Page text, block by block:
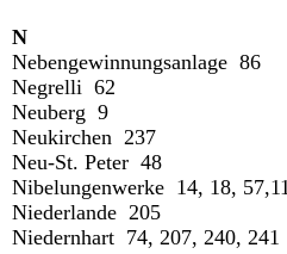
N
Nebengewinnungsanlage 86
Negrelli 62
Neuberg 9
Neukirchen 237
Neu-St. Peter 48
Nibelungenwerke 14, 18,
Niederlande 205
Niedernhart 74, 207, 240, 241